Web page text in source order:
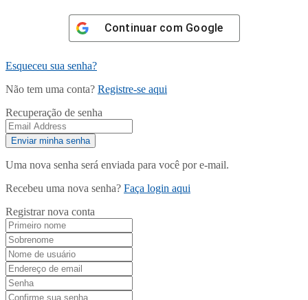
Continuar com Google
Esqueceu sua senha?
Não tem uma conta? Registre-se aqui
Recuperação de senha
Uma nova senha será enviada para você por e-mail.
Recebeu uma nova senha? Faça login aqui
Registrar nova conta